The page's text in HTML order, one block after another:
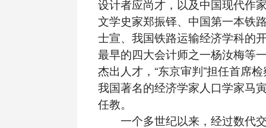
设计者应尚才，以及中国现代作
文学史家郑振铎、中国第一本铁
士宣、我国铁路运输经济学科的
最早的四大会计师之一杨汝梅等
杰出人才，“东京审判”担任首席
我国著名的经济学家人口学家马
任教。
一个多世纪以来，经过数代